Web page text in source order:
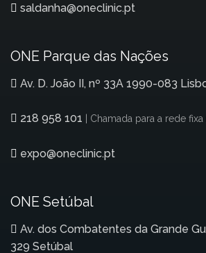
saldanha@oneclinic.pt
ONE Parque das Nações
Av. D. João II, nº 33A 1990-083
218 958 101 | Chamada para a rede fixa
expo@oneclinic.pt
ONE Setúbal
Av. dos Combatentes da Grande
329 Setúbal